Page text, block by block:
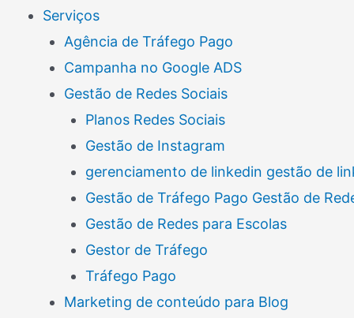
Serviços
Agência de Tráfego Pago
Campanha no Google ADS
Gestão de Redes Sociais
Planos Redes Sociais
Gestão de Instagram
gerenciamento de linkedin gestão de
Gestão de Tráfego Pago Gestão de
Gestão de Redes para Escolas
Gestor de Tráfego
Tráfego Pago
Marketing de conteúdo para Blog